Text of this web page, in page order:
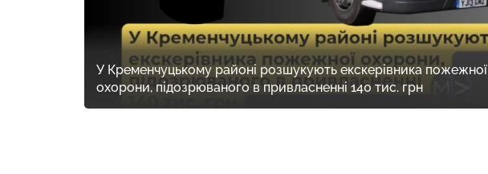
У Кременчуцькому районі розшукують екскерівника пожежної
охорони, підозрюваного в привласненні 140 тис. грн